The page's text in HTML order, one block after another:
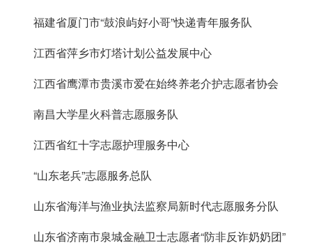
福建省厦门市“鼓浪屿好小哥”快递青年服务队
江西省萍乡市灯塔计划公益发展中心
江西省鹰潭市贵溪市爱在始终养老介护志愿者协会
南昌大学星火科普志愿服务队
江西省红十字志愿护理服务中心
“山东老兵”志愿服务总队
山东省海洋与渔业执法监察局新时代志愿服务分队
山东省济南市泉城金融卫士志愿者“防非反诈奶奶团”